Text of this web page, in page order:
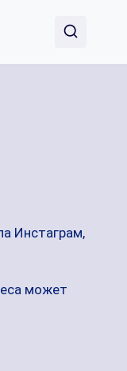
Инстаграм,
может